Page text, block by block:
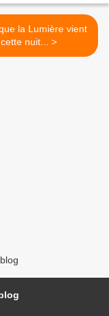
la Lumière vient
cette nuit... >